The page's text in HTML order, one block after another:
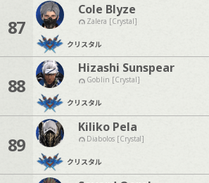
87
Cole Blyze
Zalera [Crystal]
クリスタル
88
Hizashi Sunspear
Goblin [Crystal]
クリスタル
89
Kiliko Pela
Diabolos [Crystal]
クリスタル